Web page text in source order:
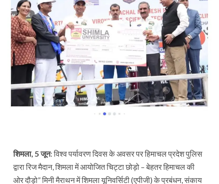
शिमला, 5 जून: विश्व पर्यावरण दिवस के अवसर पर हिमाचल प्रदेश पुलिस
द्वारा रिज मैदान, शिमला में आयोजित चिट्टा छोड़ो – बेहतर हिमाचल की
ओर दौड़ो” मिनी मैराथन में शिमला यूनिवर्सिटी (एपीजी) के प्रबंधन, संकाय